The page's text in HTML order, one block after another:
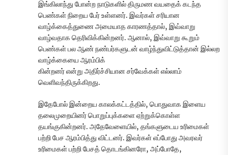
இங்கிலாந்து போன்ற நாடுகளில் திருமண வயதைக் கடந்த
பெண்கள் நிறைய பேர் உள்ளனர். இவர்கள் சரியான
வாழ்க்கைத்துணை அமையாத காரணத்தால், இவ்வாறு
வாழ்வதாக தெரிவிக்கின்றனர். ஆனால், இவ்வாறு கூறும்
பெண்கள் பல ஆண் நண்பர்களுடன் வாழ்ந்துவிட்டுத்தான் இல்லற
வாழ்க்கையை ஆரம்பிக்
கின்றனர் என்று அதிர்ச்சியான சர்வேக்கள் எல்லாம்
வெளிவந்திருக்கிறது.
இதேபோல் இன்றைய காலக்கட்டத்தில், பொதுவாக இளைய
தலைமுறையினர் பொறுப்புக்களை ஏற்றுக்கொள்ள
தயங்குகின்றனர். அதேவேளையில், தங்களுடைய உரிமைகள்
பற்றி பேச ஆரம்பித்து விட்டனர். இவர்கள் எப்போது அவரவர்
உரிமைகள் பற்றி பேசத் தொடங்கினரோ, அப்போதே,